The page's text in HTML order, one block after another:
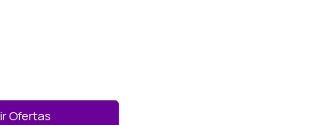
Ofertas